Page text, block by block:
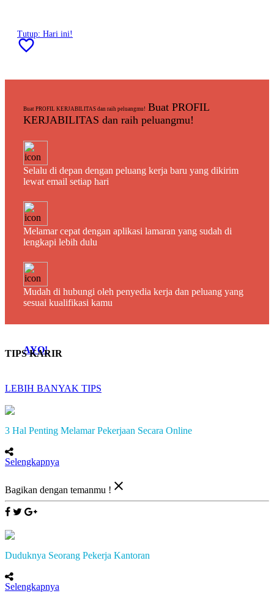
Tutup: Hari ini!
favorite_border
Buat PROFIL KERJABILITAS dan raih peluangmu! Buat PROFIL
KERJABILITAS dan raih peluangmu!
Selalu di depan dengan peluang kerja baru yang dikirim
lewat email setiap hari
Melamar cepat dengan aplikasi lamaran yang sudah di
lengkapi lebih dulu
Mudah di hubungi oleh penyedia kerja dan peluang yang
sesuai kualifikasi kamu
AYO!
TIPS KARIR
LEBIH BANYAK TIPS
3 Hal Penting Melamar Pekerjaan Secara Online
Selengkapnya
Bagikan dengan temanmu ! close
Duduknya Seorang Pekerja Kantoran
Selengkapnya